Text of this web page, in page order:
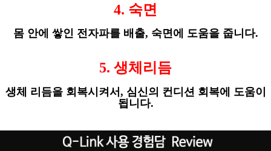
4. 숙면
몸 안에 쌓인 전자파를 배출, 숙면에 도움을 줍니다.
5. 생체리듬
생체 리듬을 회복시켜서 , 심신의 컨디션 회복에 도움이
됩니다.